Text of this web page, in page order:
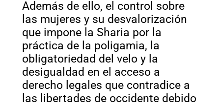
Además de ello, el control sobre
las mujeres y su desvalorización
que impone la Sharia por la
práctica de la poligamia, la
obligatoriedad del velo y la
desigualdad en el acceso a
derecho legales que contradice a
las libertades de occidente debido